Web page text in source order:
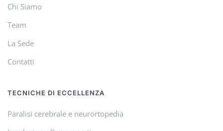
Chi Siamo
Team
La Sede
Contatti
TECNICHE DI ECCELLENZA
Paralisi cerebrale e neurortopedia